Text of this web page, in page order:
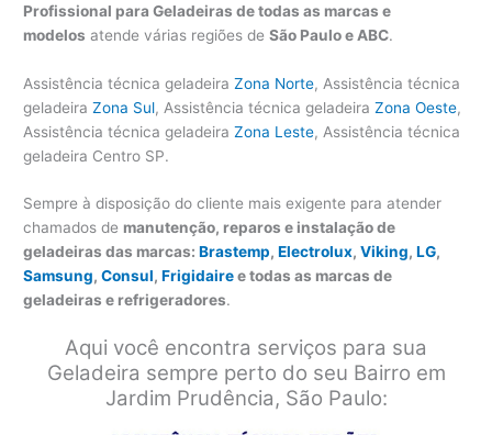
Profissional para Geladeiras de todas as marcas e
modelos atende várias regiões deSão Paulo e ABC.
Assistência técnica geladeiraZona Norte, Assistência técnica
geladeiraZona Sul, Assistência técnica geladeiraZona Oeste,
Assistência técnica geladeiraZona Leste, Assistência técnica
geladeira Centro SP.
Sempre à disposição do cliente mais exigente para atender
chamados de manutenção, reparos e instalação de
geladeiras das marcas:Brastemp,Electrolux,Viking,LG,
Samsung,Consul,Frigidairee todas as marcas de
geladeiras e refrigeradores.
Aqui você encontra serviços para sua
Geladeira sempre perto do seu Bairro em
Jardim Prudência, São Paulo: